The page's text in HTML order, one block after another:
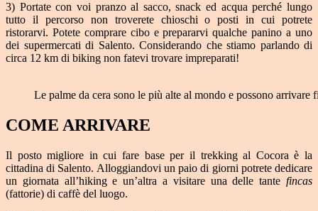
3) Portate con voi pranzo al sacco, snack ed acqua perché lungo
tutto il percorso non troverete chioschi o posti in cui potrete
ristorarvi. Potete comprare cibo e prepararvi qualche panino a uno
dei supermercati di Salento. Considerando che stiamo parlando di
circa 12 km di biking non fatevi trovare impreparati!
Le palme da cera sono le più alte al mondo e possono arrivare
COME ARRIVARE
Il posto migliore in cui fare base per il trekking al Cocora è la
cittadina di Salento. Alloggiandovi un paio di giorni potrete dedicare
un giornata all’hiking e un’altra a visitare una delle tante fincas
(fattorie) di caffè del luogo.